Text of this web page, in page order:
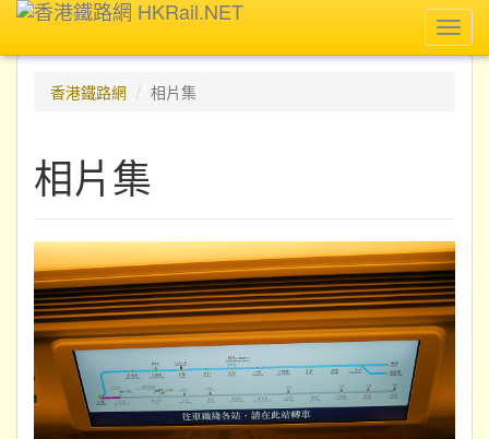
香港鐵路網
相片集
相片集